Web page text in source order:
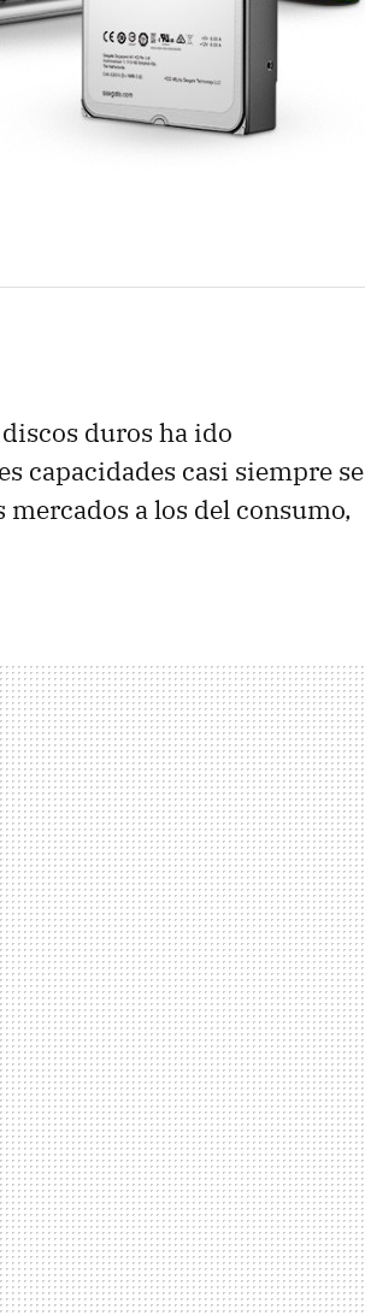
duros ha ido
capacidades casi siempre se
a los del consumo,